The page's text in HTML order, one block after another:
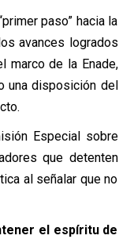
paso” hacia la
avances logrados
marco de la Enade,
una disposición del
Especial sobre
que detenten
al señalar que no
el espíritu de